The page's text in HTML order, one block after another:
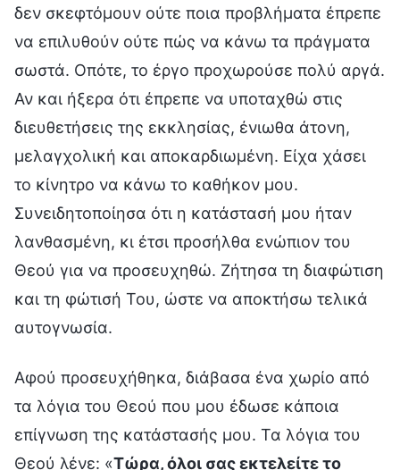
δεν σκεφτόμουν ούτε ποια προβλήματα έπρεπε
να επιλυθούν ούτε πώς να κάνω τα πράγματα
σωστά. Οπότε, το έργο προχωρούσε πολύ αργά.
Αν και ήξερα ότι έπρεπε να υποταχθώ στις
διευθετήσεις της εκκλησίας, ένιωθα άτονη,
μελαγχολική και αποκαρδιωμένη. Είχα χάσει
το κίνητρο να κάνω το καθήκον μου.
Συνειδητοποίησα ότι η κατάστασή μου ήταν
λανθασμένη, κι έτσι προσήλθα ενώπιον του
Θεού για να προσευχηθώ. Ζήτησα τη διαφώτιση
και τη φώτισή Του, ώστε να αποκτήσω τελικά
αυτογνωσία.
Αφού προσευχήθηκα, διάβασα ένα χωρίο από
τα λόγια του Θεού που μου έδωσε κάποια
επίγνωση της κατάστασής μου. Τα λόγια του
Θεού λένε: «Τώρα, όλοι σας εκτελείτε το